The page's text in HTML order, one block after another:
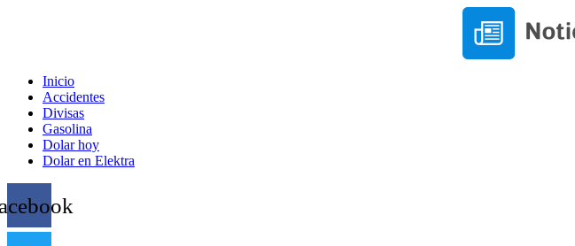
Inicio
Accidentes
Divisas
Gasolina
Dolar hoy
Dolar en Elektra